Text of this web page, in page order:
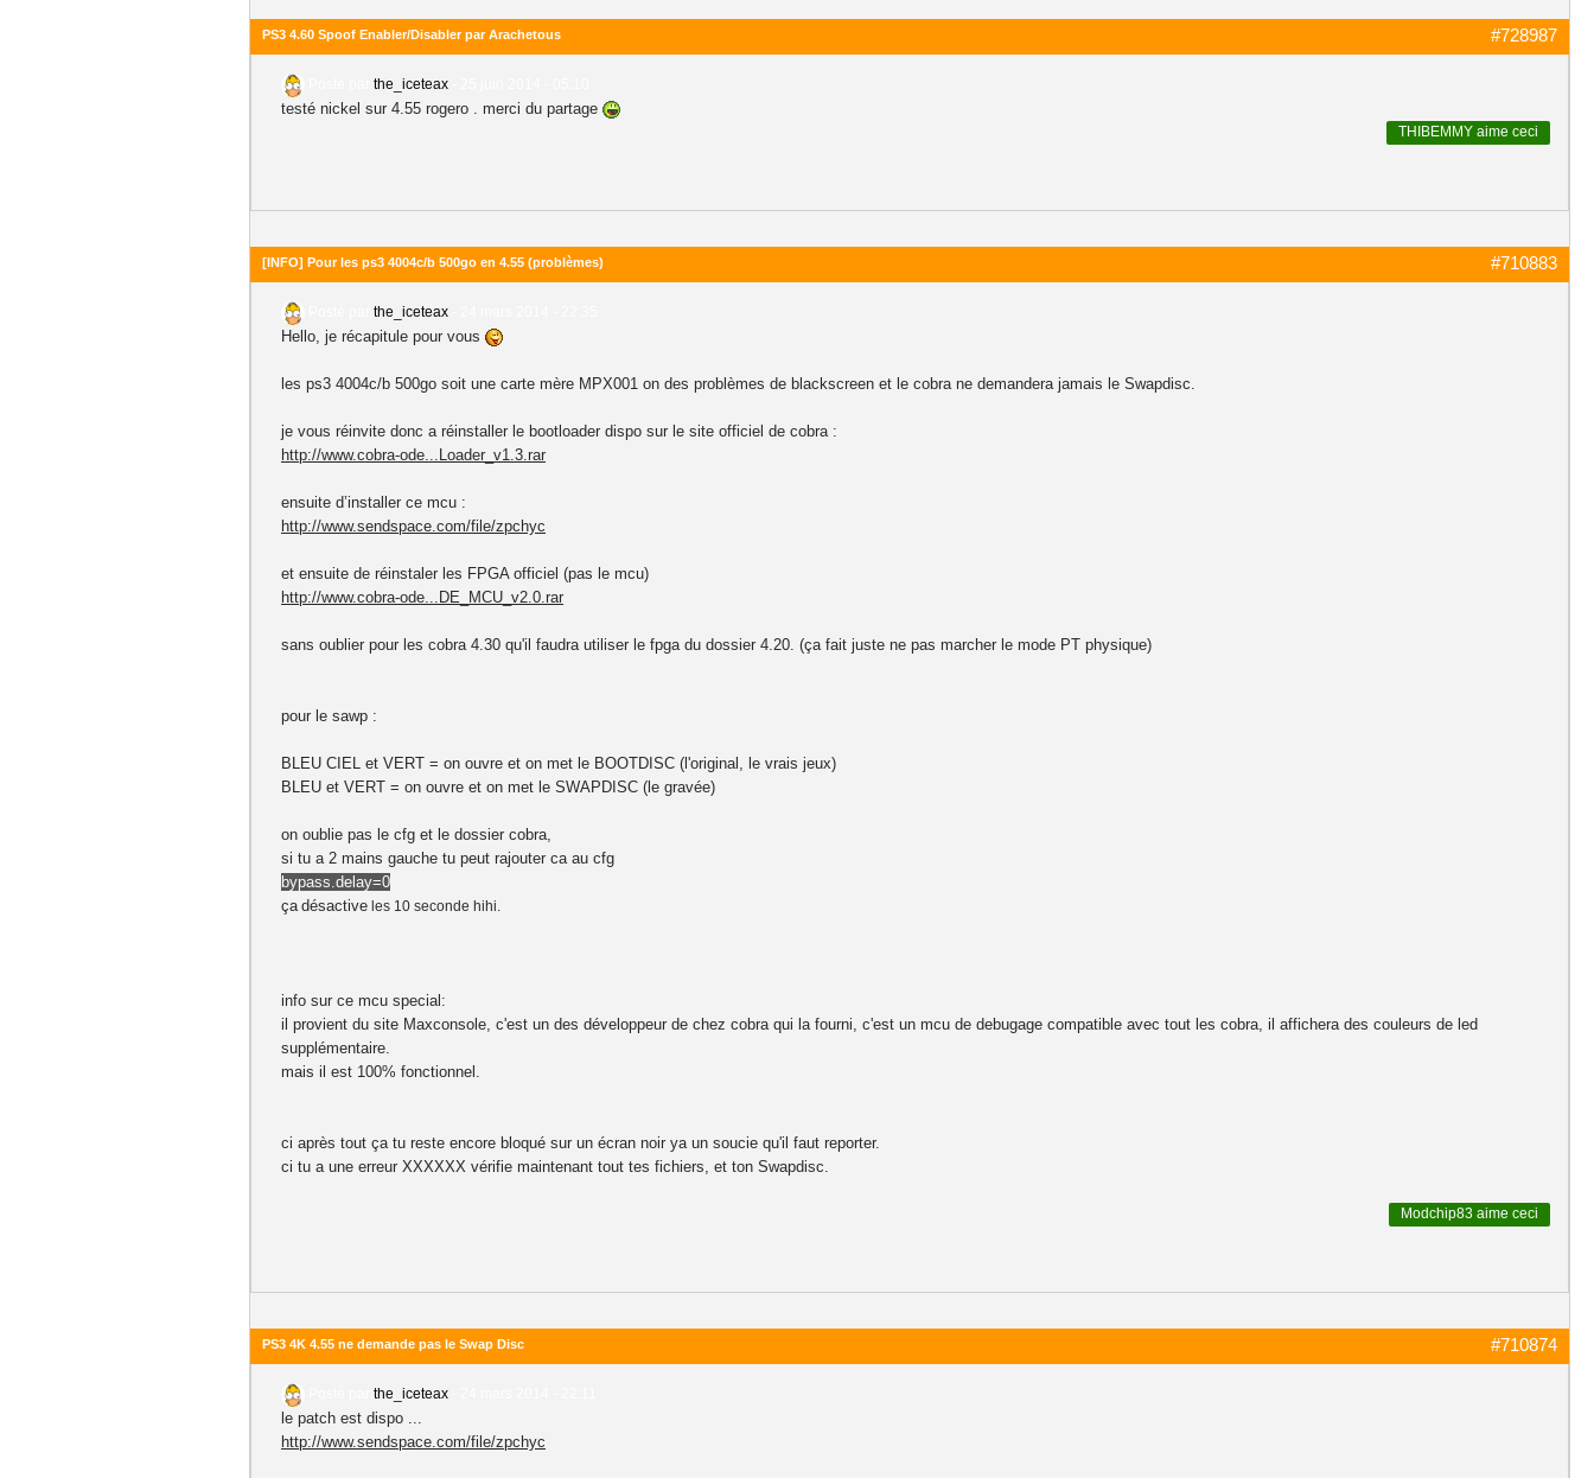
#728987
PS3 4.60 Spoof Enabler/Disabler par Arachetous
the_iceteax
testé nickel sur 4.55 rogero . merci du partage
THIBEMMY aime ceci
#710883
[INFO] Pour les ps3 4004c/b 500go en 4.55 (problèmes)
the_iceteax
Hello, je récapitule pour vous
les ps3 4004c/b 500go soit une carte mère MPX001 on des problèmes de blackscreen et le cobra ne demandera jamais le Swapdisc.
je vous réinvite donc a réinstaller le bootloader dispo sur le site officiel de cobra :
http://www.cobra-ode...Loader_v1.3.rar
ensuite d’installer ce mcu :
http://www.sendspace.com/file/zpchyc
et ensuite de réinstaler les FPGA officiel (pas le mcu)
http://www.cobra-ode...DE_MCU_v2.0.rar
sans oublier pour les cobra 4.30 qu'il faudra utiliser le fpga du dossier 4.20. (ça fait juste ne pas marcher le mode PT physique)
pour le sawp :
BLEU CIEL et VERT = on ouvre et on met le BOOTDISC (l'original, le vrais jeux)
BLEU et VERT = on ouvre et on met le SWAPDISC (le gravée)
on oublie pas le cfg et le dossier cobra,
si tu a 2 mains gauche tu peut rajouter ca au cfg
bypass.delay=0
ça désactive les 10 seconde hihi.
info sur ce mcu special:
il provient du site Maxconsole, c'est un des développeur de chez cobra qui la fourni, c'est un mcu de debugage compatible avec tout les cobra, il affichera des couleurs de led
supplémentaire.
mais il est 100% fonctionnel.
ci après tout ça tu reste encore bloqué sur un écran noir ya un soucie qu'il faut reporter.
ci tu a une erreur XXXXXX vérifie maintenant tout tes fichiers, et ton Swapdisc.
Modchip83 aime ceci
#710874
PS3 4K 4.55 ne demande pas le Swap Disc
the_iceteax
le patch est dispo ...
http://www.sendspace.com/file/zpchyc